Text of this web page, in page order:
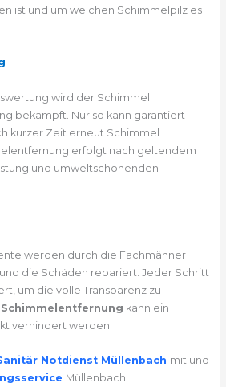
ist und um welchen Schimmelpilz es
wird der Schimmel
bekämpft. Nur so kann garantiert
kurzer Zeit erneut Schimmel
erfolgt nach geltendem
und umweltschonenden
werden durch die Fachmänner
die Schäden repariert. Jeder Schritt
um die volle Transparenz zu
Schimmelentfernung kann ein
verhindert werden.
Notdienst Müllenbach mit und
Müllenbach